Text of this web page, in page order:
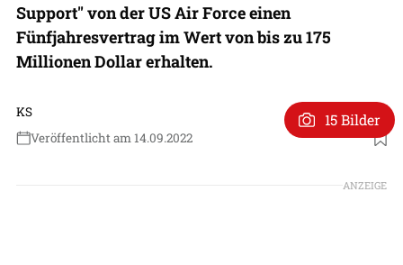
Support" von der US Air Force einen
Fünfjahresvertrag im Wert von bis zu 175
Millionen Dollar erhalten.
KS
Veröffentlicht am 14.09.2022
Foto: Top Aces
15 Bilder
ANZEIGE